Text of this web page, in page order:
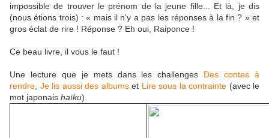
impossible de trouver le prénom de la jeune fille... Et là, je dis
(nous étions trois) : « mais il n'y a pas les réponses à la fin ? » et
gros éclat de rire ! Réponse ? Eh oui, Raiponce !
Ce beau livre, il vous le faut !
Une lecture que je mets dans les challenges Des contes à
rendre Je lis aussi des albums et Lire sous la contrainte (avec le
mot japonais haïku).